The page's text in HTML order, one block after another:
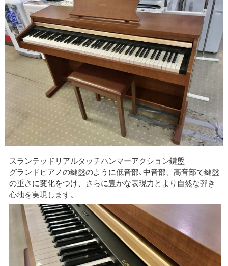
スランテッドリアルタッチハンマーアクション鍵盤
グランドピアノの鍵盤のように低音部､中音部、高音部で鍵盤
の重さに変化をつけ、さらに豊かな表現力とより自然な弾き
心地を実現します。